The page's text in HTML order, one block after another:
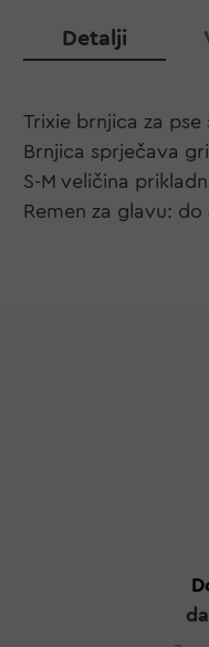
Detalji
Trixie brnjica za
Brnjica sprječava
S-M veličina
Remen za glavu: do